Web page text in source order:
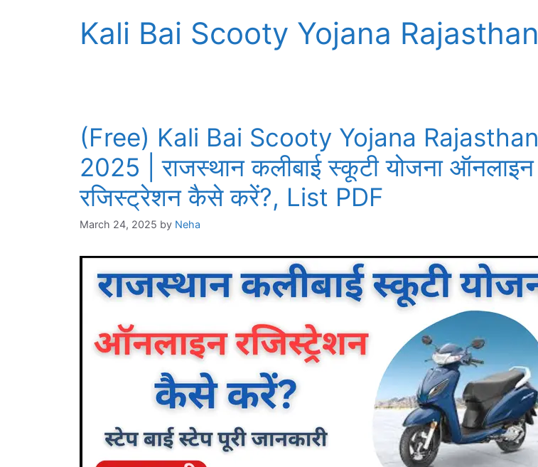
Kali Bai Scooty Yojana Rajasthan
(Free) Kali Bai Scooty Yojana Rajasthan
2025 | राजस्थान कलीबाई स्कूटी योजना ऑनलाइन
रजिस्ट्रेशन कैसे करें?, List PDF
March 24, 2025 by Neha